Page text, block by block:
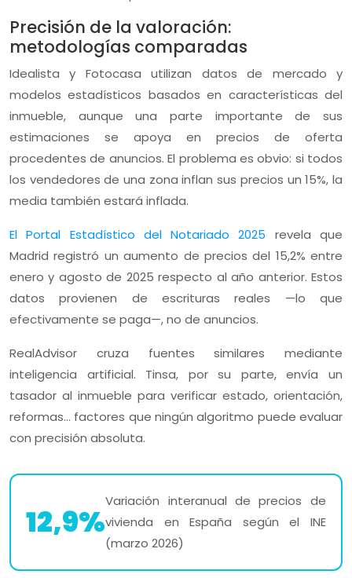
Precisión de la valoración:
metodologías comparadas
Idealista y Fotocasa utilizan datos de mercado y
modelos estadísticos basados en características del
inmueble, aunque una parte importante de sus
estimaciones se apoya en precios de oferta
procedentes de anuncios. El problema es obvio: si todos
los vendedores de una zona inflan sus precios un 15%, la
media también estará inflada.
El Portal Estadístico del Notariado 2025 revela que
Madrid registró un aumento de precios del 15,2% entre
enero y agosto de 2025 respecto al año anterior. Estos
datos provienen de escrituras reales —lo que
efectivamente se paga—, no de anuncios.
RealAdvisor cruza fuentes similares mediante
inteligencia artificial. Tinsa, por su parte, envía un
tasador al inmueble para verificar estado, orientación,
reformas… factores que ningún algoritmo puede evaluar
con precisión absoluta.
12,9%
Variación interanual de precios de
vivienda en España según el INE
(marzo 2026)